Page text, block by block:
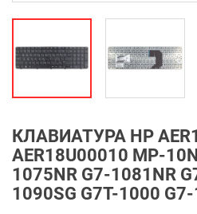
КЛАВИАТУРА HP
AER18U00010 MP-
1075NR G7-1081NR
1090SG G7T-1000